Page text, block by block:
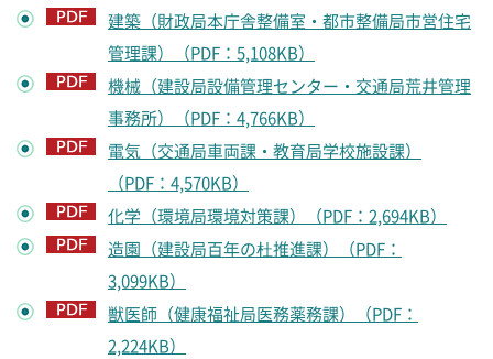
建築（財政局本庁舎整備室・都市整備局市営住宅
管理課）（PDF：5,108KB）
機械（建設局設備管理センター・交通局荒井管理
事務所）（PDF：4,766KB）
電気（交通局車両課・教育局学校施設課）
（PDF：4,570KB）
化学（環境局環境対策課）（PDF：2,694KB）
造園（建設局百年の杜推進課）（PDF：
3,099KB）
獣医師（健康福祉局医務薬務課）（PDF：
2,224KB）